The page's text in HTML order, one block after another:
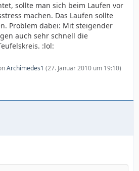
sollte man sich beim Laufen vor
machen. Das Laufen sollte
Problem dabei: Mit steigender
auch sehr schnell die
:lol:
Archimedes1 (27. Januar 2010 um 19:10)